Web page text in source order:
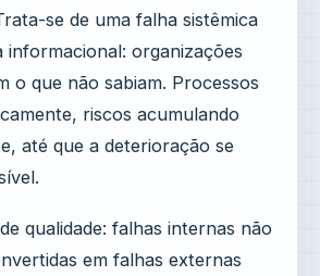
se de uma falha sistêmica
informacional: organizações
o que não sabiam. Processos
riscos acumulando
até que a deterioração se
qualidade: falhas internas não
em falhas externas